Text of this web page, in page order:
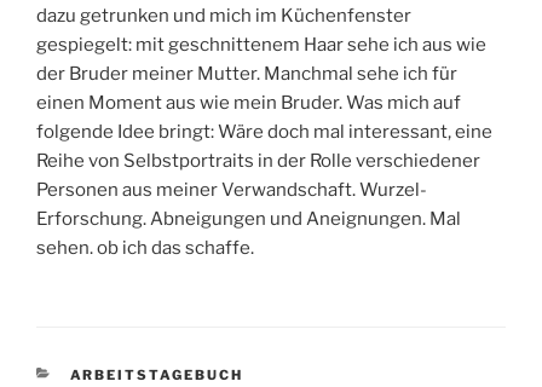
dazu getrunken und mich im Küchenfenster
gespiegelt: mit geschnittenem Haar sehe ich aus wie
der Bruder meiner Mutter. Manchmal sehe ich für
einen Moment aus wie mein Bruder. Was mich auf
folgende Idee bringt: Wäre doch mal interessant, eine
Reihe von Selbstportraits in der Rolle verschiedener
Personen aus meiner Verwandschaft. Wurzel-
Erforschung. Abneigungen und Aneignungen. Mal
sehen. ob ich das schaffe.
KATEGORIEN
ARBEITSTAGEBUCH